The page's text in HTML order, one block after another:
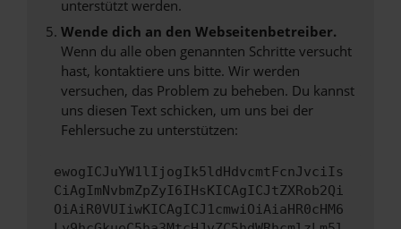
unterstützt werden.
Wende dich an den Webseitenbetreiber.
Wenn du alle oben genannten Schritte versucht
hast, kontaktiere uns bitte. Wir werden
versuchen, das Problem zu beheben. Du kannst
uns diesen Text schicken, um uns bei der
Fehlersuche zu unterstützen:
ewogICJuYW1lIjogIk5ldHdvcmtFcnJvciIs
CiAgImNvbmZpZyI6IHsKICAgICJtZXRob2Qi
OiAiR0VUIiwKICAgICJ1cmwiOiAiaHR0cHM6